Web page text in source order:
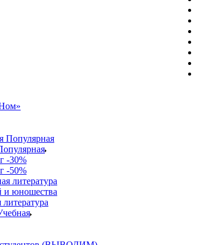
-30%
-50%
литература
и юношества